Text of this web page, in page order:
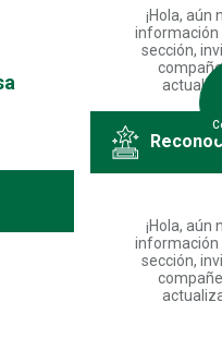
¡Hola, aún
información
sección,
¡Hola, aún
información
sección,